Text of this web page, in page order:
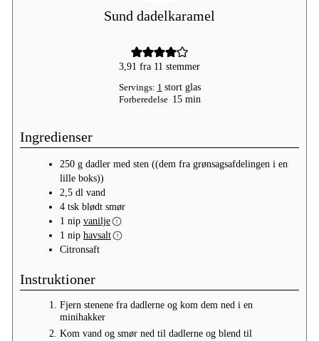
Sund dadelkaramel
3,91 fra 11 stemmer
Servings: 1 stort glas
Forberedelse 15minutter
min
Ingredienser
250 g dadler med sten ((dem fra grønsagsafdelingen i en
lille boks))
2,5 dl vand
4 tsk blødt smør
1 nip vanilje
1 nip havsalt
Citronsaft
Instruktioner
Fjern stenene fra dadlerne og kom dem ned i en
minihakker
Kom vand og smør ned til dadlerne og blend til